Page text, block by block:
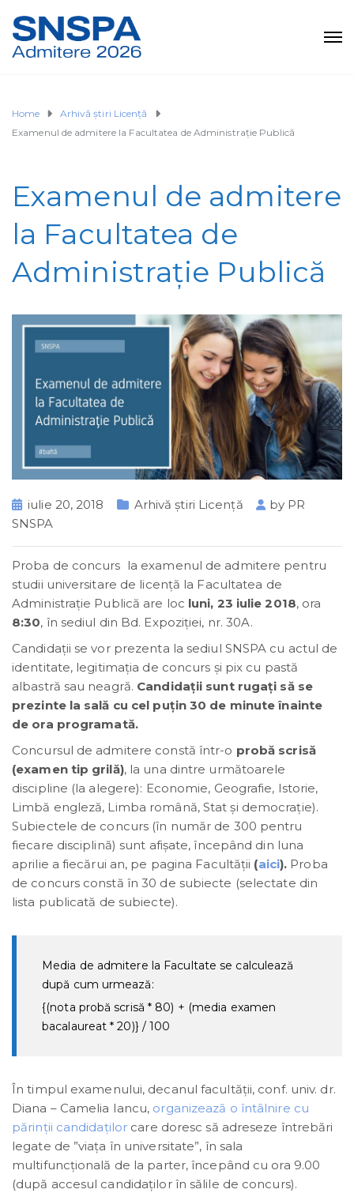
Home
Arhivă știri Licență
Examenul de admitere la Facultatea de Administraţie Publică
Examenul de admitere
la Facultatea de
Administraţie Publică
iulie 20, 2018 Arhivă știri Licență by PR
SNSPA
Proba de concurs la examenul de admitere pentru
studii universitare de licență la Facultatea de
Administraţie Publică are loc luni, 23 iulie 2018, ora
8:30, în sediul din Bd. Expoziției, nr. 30A.
Candidații se vor prezenta la sediul SNSPA cu actul de
identitate, legitimația de concurs și pix cu pastă
albastră sau neagră. Candidații sunt rugați să se
prezinte la sală cu cel puțin 30 de minute înainte
de ora programată.
Concursul de admitere constă într-o probă scrisă
(examen tip grilă), la una dintre următoarele
discipline (la alegere): Economie, Geografie, Istorie,
Limbă engleză, Limba română, Stat și democrație).
Subiectele de concurs (în număr de 300 pentru
fiecare disciplină) sunt afișate, începând din luna
aprilie a fiecărui an, pe pagina Facultății (aici). Proba
de concurs constă în 30 de subiecte (selectate din
lista publicată de subiecte).
Media de admitere la Facultate se calculează
după cum urmează:
{(nota probă scrisă * 80) + (media examen
bacalaureat * 20)} / 100
În timpul examenului, decanul facultății, conf. univ. dr.
Diana – Camelia Iancu, organizează o întâlnire cu
părinţii candidaților care doresc să adreseze întrebări
legate de ”viața în universitate”, în sala
multifuncțională de la parter, începând cu ora 9.00
(după accesul candidaţilor în sălile de concurs).